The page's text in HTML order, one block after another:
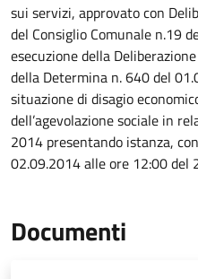
sui servizi, approvato con
del Consiglio Comunale n.19
esecuzione della
della Determina n. 640 del
situazione di disagio
dell’agevolazione sociale in
2014 presentando istanza,
02.09.2014 alle ore 12:00 del
Documenti